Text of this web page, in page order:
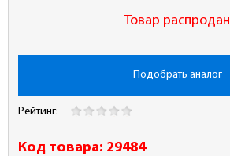
Товар распродан
Подобрать аналог
Рейтинг:
Код товара: 29484